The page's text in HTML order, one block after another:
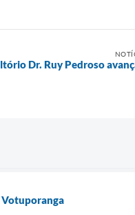
Dr. Ruy Pedroso
Votuporanga